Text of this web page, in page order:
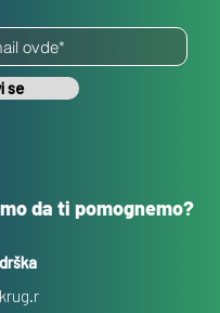
se
da ti pomognemo?